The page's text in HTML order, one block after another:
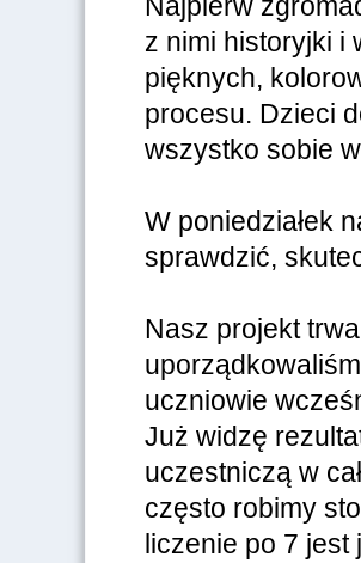
z nimi historyjki i
pięknych,
procesu. Dzieci
wszystko sobie
W poniedziałek
sprawdzić,
Nasz projekt
uczniowie
Już widzę
uczestniczą w
często robimy
liczenie po 7 jest